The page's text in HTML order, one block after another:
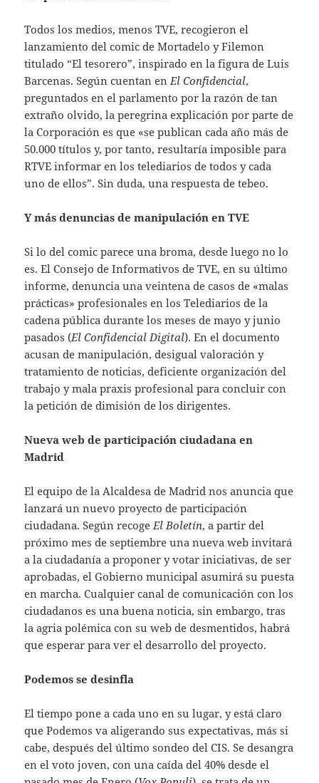
Todos los medios, menos TVE, recogieron el
lanzamiento del comic de Mortadelo y Filemon
titulado “El tesorero”, inspirado en la figura de Luis
Barcenas. Según cuentan enEl Confidencial,
preguntados en el parlamento por la razón de tan
extraño olvido, la peregrina explicación por parte de
la Corporación es que «se publican cada año más de
50.000 títulos y, por tanto, resultaría imposible para
RTVE informar en los telediarios de todos y cada
uno de ellos”. Sin duda, una respuesta de tebeo.
Y más denuncias de manipulación en TVE
Si lo del comic parece una broma, desde luego no lo
es. El Consejo de Informativos de TVE, en su último
informe, denuncia una veintena de casos de «malas
prácticas» profesionales en los Telediarios de la
cadena pública durante los meses de mayo y junio
pasados (El Confidencial Digital). En el documento
acusan de manipulación, desigual valoración y
tratamiento de noticias, deficiente organización del
trabajo y mala praxis profesional para concluir con
la petición de dimisión de los dirigentes.
Nueva web de participación ciudadana en
Madrid
El equipo de la Alcaldesa de Madrid nos anuncia que
lanzará un nuevo proyecto de participación
ciudadana. Según recogeEl Boletín, a partir del
próximo mes de septiembre una nueva web invitará
a la ciudadanía a proponer y votar iniciativas, de ser
aprobadas, el Gobierno municipal asumirá su puesta
en marcha. Cualquier canal de comunicación con los
ciudadanos es una buena noticia, sin embargo, tras
la agria polémica con su web de desmentidos, habrá
que esperar para ver el desarrollo del proyecto.
Podemos se desinfla
El tiempo pone a cada uno en su lugar, y está claro
que Podemos va aligerando sus expectativas, más si
cabe, después del último sondeo del CIS. Se desangra
en el voto joven, con una caída del 40% desde el